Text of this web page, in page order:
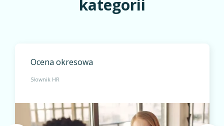
kategorii
Ocena okresowa
Słownik HR